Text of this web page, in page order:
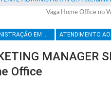
Vaga Home Office no
ADMINISTRAÇÃO EM GERAL
MANAGER
Office